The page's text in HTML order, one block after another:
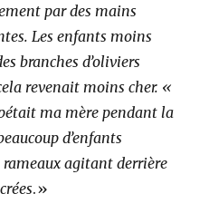
par des mains
Les enfants moins
branches d’oliviers
revenait moins cher. «
ma mère pendant la
d’enfants
rameaux agitant derrière
.»